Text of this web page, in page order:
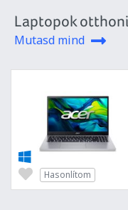
Laptopok
Mutasd mind
Hasonlítom